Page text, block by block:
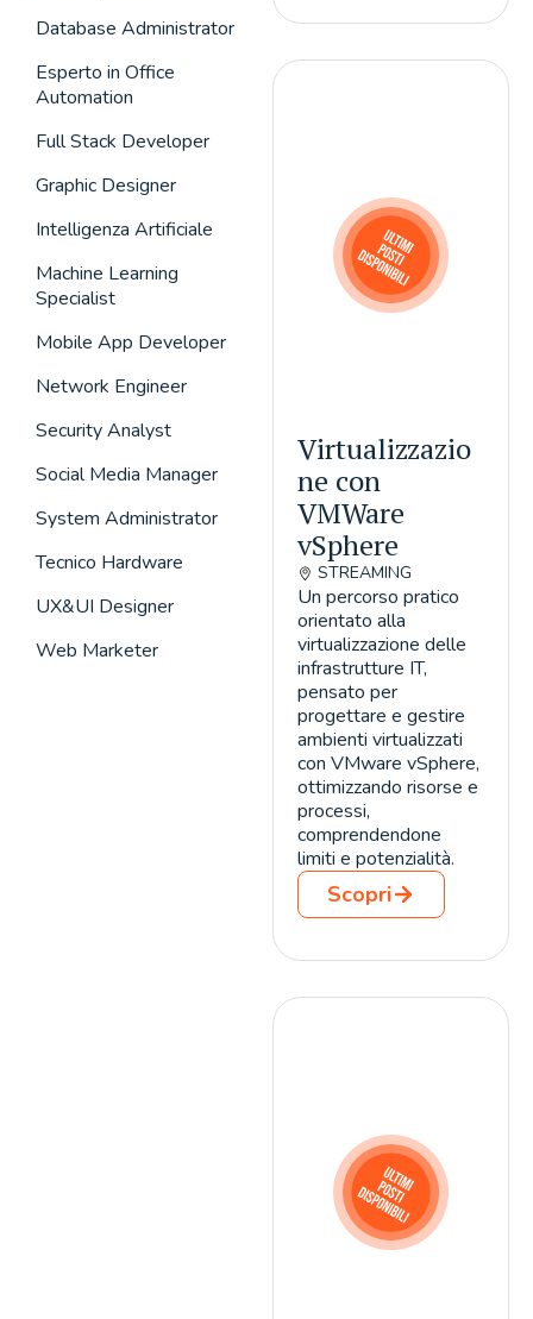
Database Administrator
Esperto in Office
Automation
Full Stack Developer
Graphic Designer
Intelligenza Artificiale
Machine Learning
Specialist
Mobile App Developer
Network Engineer
Security Analyst
Social Media Manager
System Administrator
Tecnico Hardware
UX&UI Designer
Web Marketer
Virtualizzazio
ne con
VMWare
vSphere
STREAMING
Un percorso pratico
orientato alla
virtualizzazione delle
infrastrutture IT,
pensato per
progettare e gestire
ambienti virtualizzati
con VMware vSphere,
ottimizzando risorse e
processi,
comprendendone
limiti e potenzialità.
Scopri